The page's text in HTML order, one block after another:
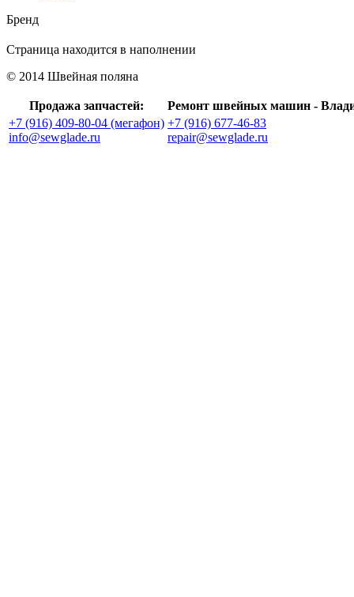
Бренд
Страница находится в наполнении
© 2014 Швейная поляна
Продажа запчастей:
Ремонт швейных машин -
+7 (916) 409-80-04 (мегафон)
info@sewglade.ru
+7 (916) 677-46-83
repair@sewglade.ru